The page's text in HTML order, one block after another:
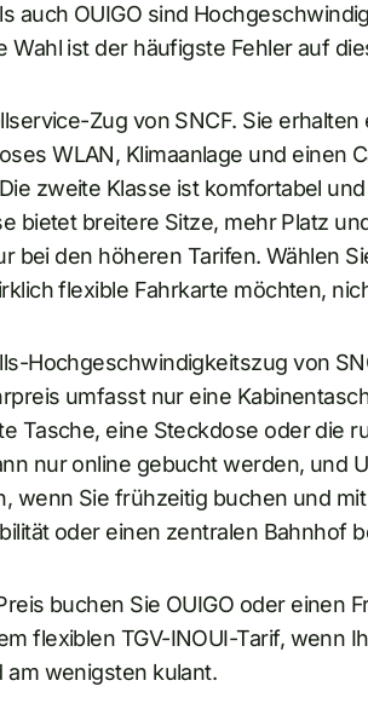
auch OUIGO sind
Wahl ist der häufigste Fehler auf
Zug von SNCF. Sie
WLAN, Klimaanlage und einen
zweite Klasse ist komfortabel
bietet breitere Sitze, mehr Platz
bei den höheren Tarifen. Wählen
flexible Fahrkarte möchten,
Hochgeschwindigkeitszug von
umfasst nur eine
Tasche, eine Steckdose oder die
nur online gebucht werden, und
wenn Sie frühzeitig buchen und
oder einen zentralen Bahnhof
buchen Sie OUIGO oder einen
flexiblen TGV-INOUI-Tarif, wenn
am wenigsten kulant.